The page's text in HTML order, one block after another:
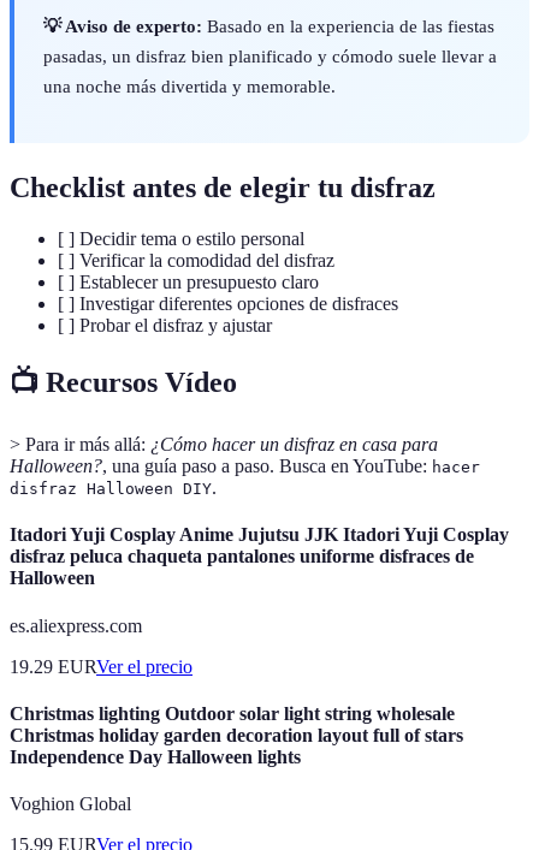
💡 Aviso de experto: Basado en la experiencia de las fiestas
pasadas, un disfraz bien planificado y cómodo suele llevar a
una noche más divertida y memorable.
Checklist antes de elegir tu disfraz
[ ] Decidir tema o estilo personal
[ ] Verificar la comodidad del disfraz
[ ] Establecer un presupuesto claro
[ ] Investigar diferentes opciones de disfraces
[ ] Probar el disfraz y ajustar
📺 Recursos Vídeo
> Para ir más allá: ¿Cómo hacer un disfraz en casa para
Halloween?, una guía paso a paso. Busca en YouTube: hacer
disfraz Halloween DIY.
Itadori Yuji Cosplay Anime Jujutsu JJK Itadori Yuji Cosplay
disfraz peluca chaqueta pantalones uniforme disfraces de
Halloween
es.aliexpress.com
19.29 EURVer el precio
Christmas lighting Outdoor solar light string wholesale
Christmas holiday garden decoration layout full of stars
Independence Day Halloween lights
Voghion Global
15.99 EURVer el precio